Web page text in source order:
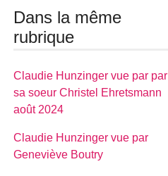
Dans la même
rubrique
Claudie Hunzinger vue par par
sa soeur Christel Ehretsmann
août 2024
Claudie Hunzinger vue par
Geneviève Boutry